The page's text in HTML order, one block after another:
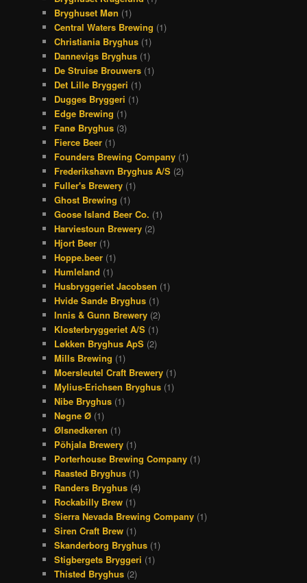
Bryghuset Møn (1)
Central Waters Brewing (1)
Christiania Bryghus (1)
Dannevigs Bryghus (1)
De Struise Brouwers (1)
Det Lille Bryggeri (1)
Dugges Bryggeri (1)
Edge Brewing (1)
Fanø Bryghus (3)
Fierce Beer (1)
Founders Brewing Company (1)
Frederikshavn Bryghus A/S (2)
Fuller's Brewery (1)
Ghost Brewing (1)
Goose Island Beer Co. (1)
Harviestoun Brewery (2)
Hjort Beer (1)
Hoppe.beer (1)
Humleland (1)
Husbryggeriet Jacobsen (1)
Hvide Sande Bryghus (1)
Innis & Gunn Brewery (2)
Klosterbryggeriet A/S (1)
Løkken Bryghus ApS (2)
Mills Brewing (1)
Moersleutel Craft Brewery (1)
Mylius-Erichsen Bryghus (1)
Nibe Bryghus (1)
Nøgne Ø (1)
Ølsnedkeren (1)
Põhjala Brewery (1)
Porterhouse Brewing Company (1)
Raasted Bryghus (1)
Randers Bryghus (4)
Rockabilly Brew (1)
Sierra Nevada Brewing Company (1)
Siren Craft Brew (1)
Skanderborg Bryghus (1)
Stigbergets Bryggeri (1)
Thisted Bryghus (2)